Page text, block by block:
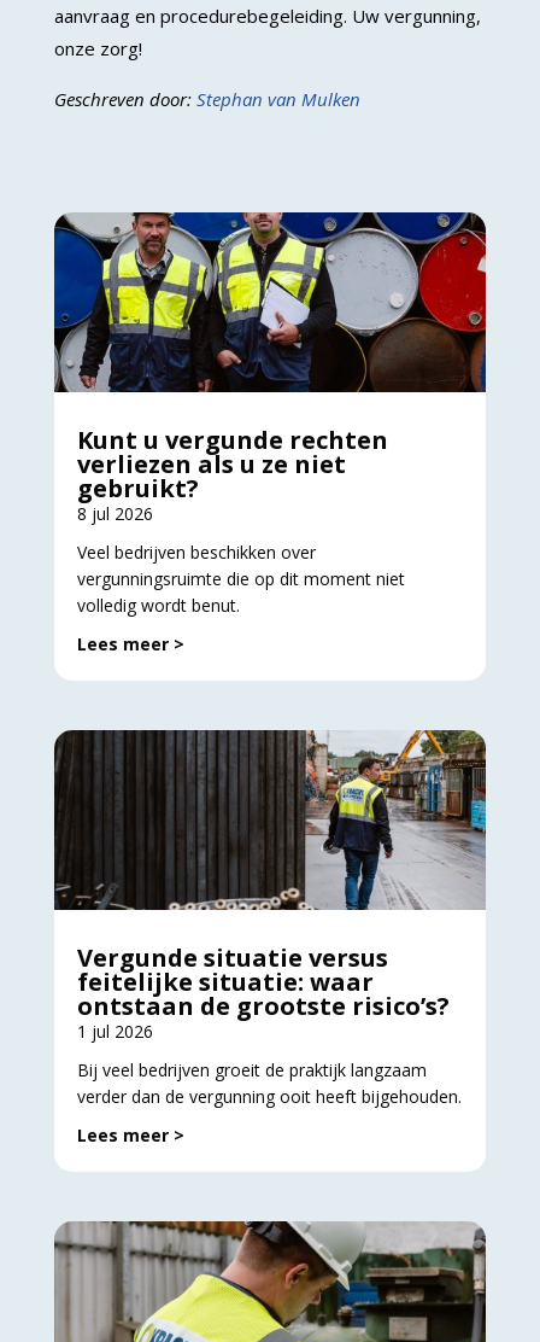
aanvraag en procedurebegeleiding. Uw vergunning,
onze zorg!
Geschreven door: Stephan van Mulken
Kunt u vergunde rechten
verliezen als u ze niet
gebruikt?
8 jul 2026
Veel bedrijven beschikken over
vergunningsruimte die op dit moment niet
volledig wordt benut.
Lees meer >
Vergunde situatie versus
feitelijke situatie: waar
ontstaan de grootste risico’s?
1 jul 2026
Bij veel bedrijven groeit de praktijk langzaam
verder dan de vergunning ooit heeft bijgehouden.
Lees meer >